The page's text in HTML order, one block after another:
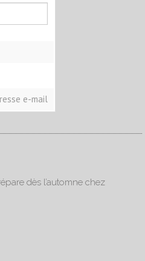
e-mail
dès l’automne chez